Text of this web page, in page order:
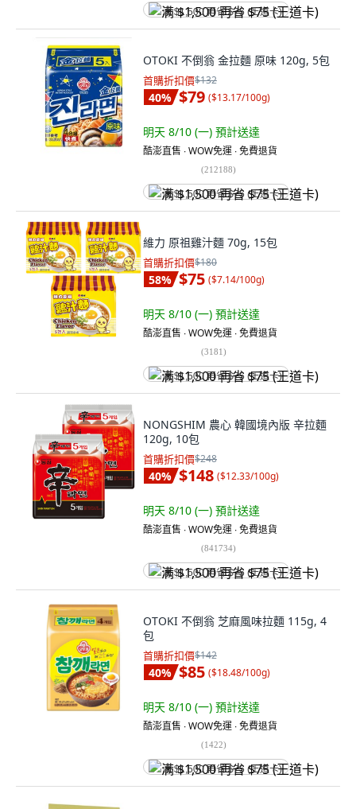
满 $1,500 再省 $75 (王道卡)
OTOKI 不倒翁 金拉麵 原味 120g, 5包
首購折扣價$132
40% $79 ($13.17/100g)
明天 8/10 (一) 預計送達
酷澎直售 ∙ WOW免運 ∙ 免費退貨
(212188)
满 $1,500 再省 $75 (王道卡)
維力 原祖雞汁麵 70g, 15包
首購折扣價$180
58% $75 ($7.14/100g)
明天 8/10 (一) 預計送達
酷澎直售 ∙ WOW免運 ∙ 免費退貨
(3181)
满 $1,500 再省 $75 (王道卡)
NONGSHIM 農心 韓國境內版 辛拉麵
120g, 10包
首購折扣價$248
40% $148 ($12.33/100g)
明天 8/10 (一) 預計送達
酷澎直售 ∙ WOW免運 ∙ 免費退貨
(841734)
满 $1,500 再省 $75 (王道卡)
OTOKI 不倒翁 芝麻風味拉麵 115g, 4
包
首購折扣價$142
40% $85 ($18.48/100g)
明天 8/10 (一) 預計送達
酷澎直售 ∙ WOW免運 ∙ 免費退貨
(1422)
满 $1,500 再省 $75 (王道卡)